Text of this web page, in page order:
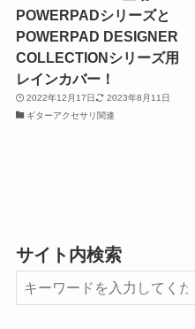
POWERPADシリーズと
POWERPAD DESIGNER
COLLECTIONシリーズ用
レインカバー！
2022年12月17日
2023年8月11日
ギターアクセサリ関連
サイト内検索